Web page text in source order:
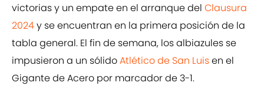
victorias y un empate en el arranque del Clausura
2024y se encuentran en la primera posición de la
tabla general. El fin de semana, los albiazules se
impusieron a un sólidoAtlético de San Luisen el
Gigante de Acero por marcador de 3-1.